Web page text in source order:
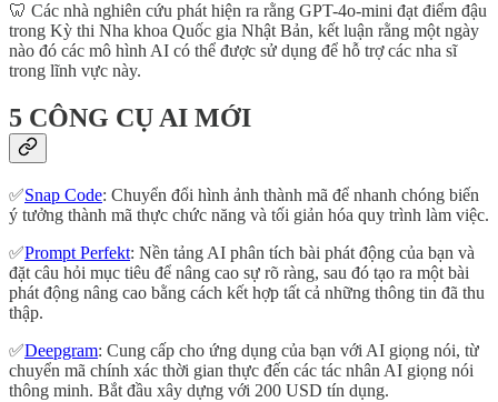
🦷 Các nhà nghiên cứu phát hiện ra rằng GPT-4o-mini đạt điểm đậu
trong Kỳ thi Nha khoa Quốc gia Nhật Bản, kết luận rằng một ngày
nào đó các mô hình AI có thể được sử dụng để hỗ trợ các nha sĩ
trong lĩnh vực này.
5 CÔNG CỤ AI MỚI
✅Snap Code: Chuyển đổi hình ảnh thành mã để nhanh chóng biến
ý tưởng thành mã thực chức năng và tối giản hóa quy trình làm việc.
✅Prompt Perfekt: Nền tảng AI phân tích bài phát động của bạn và
đặt câu hỏi mục tiêu để nâng cao sự rõ ràng, sau đó tạo ra một bài
phát động nâng cao bằng cách kết hợp tất cả những thông tin đã thu
thập.
✅Deepgram: Cung cấp cho ứng dụng của bạn với AI giọng nói, từ
chuyển mã chính xác thời gian thực đến các tác nhân AI giọng nói
thông minh. Bắt đầu xây dựng với 200 USD tín dụng.